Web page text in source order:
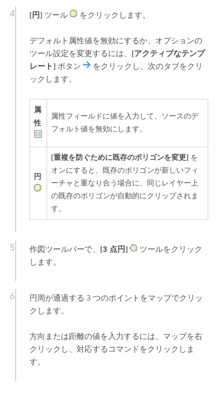
[円]ツール をクリックします。
デフォルト属性値を無効にするか、オプションの
ツール設定を変更するには、 [アクティブなテンプ
レート]ボタン
をクリックし、次のタブをクリ
ックします。
属
性
属性フィールドに値を入力して、ソースのデ
フォルト値を無効にします。
円
[重複を防ぐために既存のポリゴンを変更] を
オンにすると、既存のポリゴンが新しいフィ
ーチャと重なり合う場合に、同じレイヤー上
の既存のポリゴンが自動的にクリップされま
す。
作図ツールバーで、 [3 点円]
ツールをクリック
します。
円周が通過する 3 つのポイントをマップでクリッ
クします。
方向または距離の値を入力するには、マップを右
クリックし、対応するコマンドをクリックしま
す。